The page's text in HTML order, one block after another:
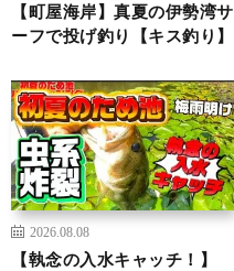
【町屋海岸】真夏の伊勢湾サ
ーフで投げ釣り【キス釣り】
2026.08.08
【執念の入水キャッチ！】